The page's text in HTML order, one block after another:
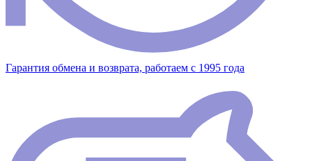
Гарантия обмена и возврата, работаем с 1995 года